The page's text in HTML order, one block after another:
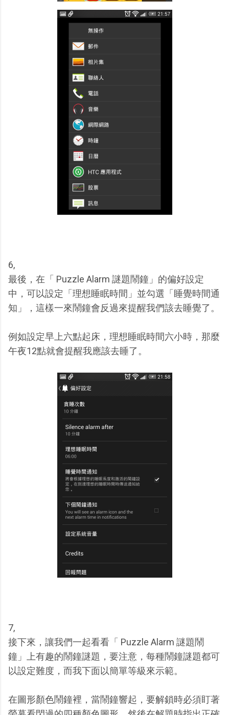
6,
最後，在「 Puzzle Alarm 謎題鬧鐘」的偏好設定
中，可以設定「理想睡眠時間」並勾選「睡覺時間通
知」，這樣一來鬧鐘會反過來提醒我們該去睡覺了。
例如設定早上六點起床，理想睡眠時間六小時，那麼
午夜12點就會提醒我應該去睡了。
7,
接下來，讓我們一起看看「 Puzzle Alarm 謎題鬧
鐘」上有趣的鬧鐘謎題，要注意，每種鬧鐘謎題都可
以設定難度，而我下面以簡單等級來示範。
在圖形顏色鬧鐘裡，當鬧鐘響起，要解鎖時必須盯著